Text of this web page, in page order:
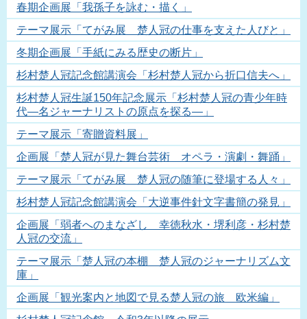
春期企画展「我孫子を詠む・描く」
テーマ展示「てがみ展 楚人冠の仕事を支えた人びと」
冬期企画展「手紙にみる歴史の断片」
杉村楚人冠記念館講演会「杉村楚人冠から折口信夫へ」
杉村楚人冠生誕150年記念展示「杉村楚人冠の青少年時
代―名ジャーナリストの原点を探る―」
テーマ展示「寄贈資料展」
企画展「楚人冠が見た舞台芸術 オペラ・演劇・舞踊」
テーマ展示「てがみ展 楚人冠の随筆に登場する人々」
杉村楚人冠記念館講演会「大逆事件針文字書簡の発見」
企画展「弱者へのまなざし 幸徳秋水・堺利彦・杉村楚
人冠の交流」
テーマ展示「楚人冠の本棚 楚人冠のジャーナリズム文
庫」
企画展「観光案内と地図で見る楚人冠の旅 欧米編」